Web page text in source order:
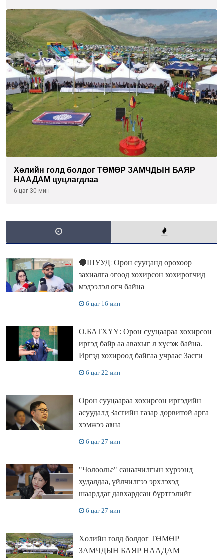
Хөлийн голд болдог ТӨМӨР ЗАМЧДЫН БАЯР
НААДАМ цуцлагдлаа
6 цаг 30 мин
🔴ШУУД: Орон сууцанд орохоор
захиалга өгөөд хохирсон хохирогчид
мэдээлэл өгч байна
6 цаг 16 мин
О.БАТХҮҮ: Орон сууцаараа хохирсон
иргэд байр аа авахыг л хүсэж байна.
Иргэд хохироод байгаа учраас Засгийн
6 цаг 22 мин
Орон сууцаараа хохирсон иргэдийн
асуудалд Засгийн газар дорвитой арга
хэмжээ авна
6 цаг 27 мин
"Чөлөөлье" санаачилгын хүрээнд
худалдаа, үйлчилгээ эрхлэхэд
шаарддаг давхардсан бүртгэлийг
6 цаг 27 мин
Хөлийн голд болдог ТӨМӨР
ЗАМЧДЫН БАЯР НААДАМ